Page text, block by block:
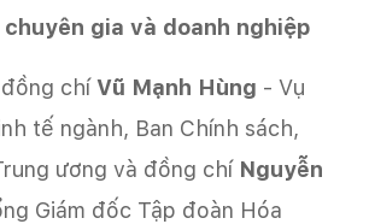
gia và doanh nghiệp
chíVũ Mạnh Hùng - Vụ
tế ngành, Ban Chính sách,
ương và đồng chí Nguyễn
Giám đốc Tập đoàn Hóa